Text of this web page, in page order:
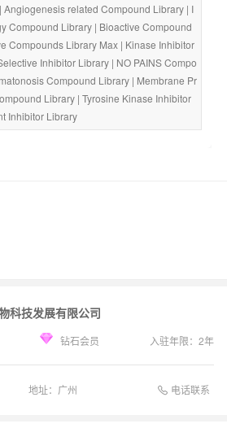
Angiogenesis related Compound Library | I
Compound Library | Bioactive Compound
Compounds Library Max | Kinase Inhibitor
Inhibitor Library | NO PAINS Compo
Compound Library | Membrane Pr
Library | Tyrosine Kinase Inhibitor
Inhibitor Library
科技发展有限公司
钻石会员 入驻年限： 2年
地址： 广州 电话联系